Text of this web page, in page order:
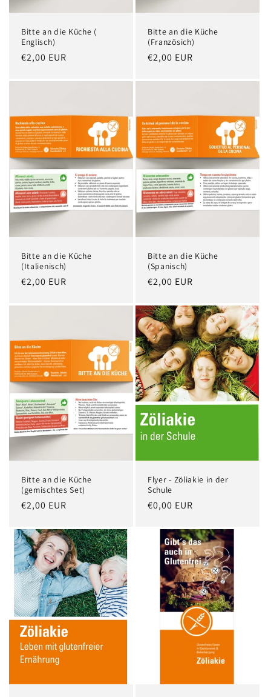
Bitte an die Küche (
Englisch)
Normaler
€2,00 EUR
Bitte an die Küche
(Französich)
Normaler
€2,00 EUR
Bitte an die Küche
(Italienisch)
Normaler
€2,00 EUR
Bitte an die Küche
(Spanisch)
Normaler
€2,00 EUR
Bitte an die Küche
(gemischtes Set)
Normaler
€2,00 EUR
Flyer - Zöliakie in der
Schule
Normaler
€0,00 EUR